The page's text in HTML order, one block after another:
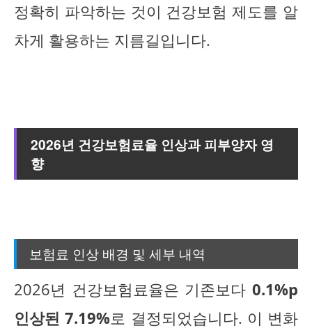
정확히 파악하는 것이 건강보험 제도를 알
차게 활용하는 지름길입니다.
2026년 건강보험료율 인상과 피부양자 영
향
보험료 인상 배경 및 세부 내역
2026년 건강보험료율은 기존보다 0.1%p
인상된 7.19%로 결정되었습니다. 이 변화